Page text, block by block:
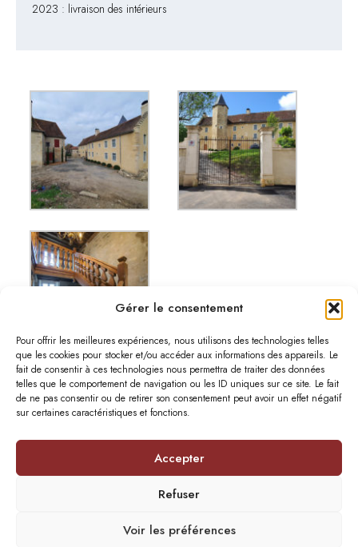
Gérer le consentement
Pour offrir les meilleures expériences, nous utilisons des technologies telles
que les cookies pour stocker et/ou accéder aux informations des appareils. Le
fait de consentir à ces technologies nous permettra de traiter des données
telles que le comportement de navigation ou les ID uniques sur ce site. Le fait
de ne pas consentir ou de retirer son consentement peut avoir un effet négatif
sur certaines caractéristiques et fonctions.
Accepter
Refuser
Voir les préférences
2023 : livraison des intérieurs
© 2026 - Atelier Lavigne.
Mentions légales